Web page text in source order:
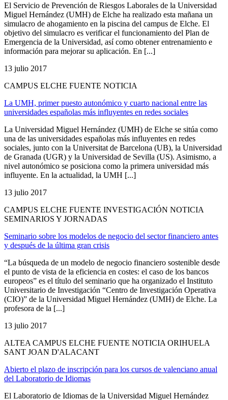
El Servicio de Prevención de Riesgos Laborales de la Universidad
Miguel Hernández (UMH) de Elche ha realizado esta mañana un
simulacro de ahogamiento en la piscina del campus de Elche. El
objetivo del simulacro es verificar el funcionamiento del Plan de
Emergencia de la Universidad, así como obtener entrenamiento e
información para mejorar su aplicación. En [...]
13 julio 2017
CAMPUS ELCHE FUENTE NOTICIA
La UMH, primer puesto autonómico y cuarto nacional entre las
universidades españolas más influyentes en redes sociales
La Universidad Miguel Hernández (UMH) de Elche se sitúa como
una de las universidades españolas más influyentes en redes
sociales, junto con la Universitat de Barcelona (UB), la Universidad
de Granada (UGR) y la Universidad de Sevilla (US). Asimismo, a
nivel autonómico se posiciona como la primera universidad más
influyente. En la actualidad, la UMH [...]
13 julio 2017
CAMPUS ELCHE FUENTE INVESTIGACIÓN NOTICIA
SEMINARIOS Y JORNADAS
Seminario sobre los modelos de negocio del sector financiero antes
y después de la última gran crisis
“La búsqueda de un modelo de negocio financiero sostenible desde
el punto de vista de la eficiencia en costes: el caso de los bancos
europeos” es el título del seminario que ha organizado el Instituto
Universitario de Investigación “Centro de Investigación Operativa
(CIO)” de la Universidad Miguel Hernández (UMH) de Elche. La
profesora de la [...]
13 julio 2017
ALTEA CAMPUS ELCHE FUENTE NOTICIA ORIHUELA
SANT JOAN D'ALACANT
Abierto el plazo de inscripción para los cursos de valenciano anual
del Laboratorio de Idiomas
El Laboratorio de Idiomas de la Universidad Miguel Hernández